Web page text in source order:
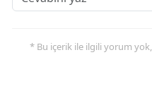
* Bu içerik ile ilgili yorum